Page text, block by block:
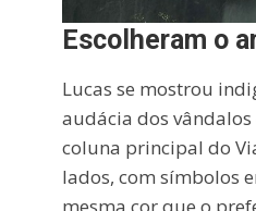
Escolheram o
Lucas se mostrou
audácia dos
coluna principal do
lados, com símbolos